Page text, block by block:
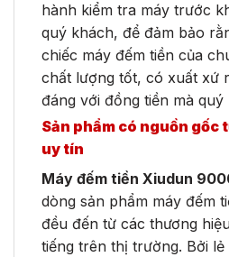
hành kiểm tra máy trước
quý khách, để đảm bảo
chiếc máy đếm tiền của
chất lượng tốt, có xuất xứ
đáng với đồng tiền mà
Sản phẩm có nguồn gốc
uy tín
Máy đếm tiền Xiudun
dòng sản phẩm máy đếm
đều đến từ các thương
tiếng trên thị trường. Bởi